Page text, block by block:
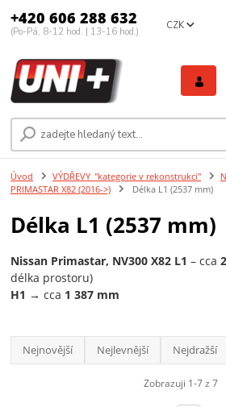
CZK
+420 606 288 632
(Po-Pá, 8-12 hod. | 13-16 hod.)
Úvod VÝDŘEVY_"kategorie v rekonstrukci"
PRIMASTAR X82 (2016->)
Délka L1 (2537 mm)
Délka L1 (2537 mm)
Nissan Primastar, NV300 X82 L1– cca
délka prostoru)
H1 →cca 1 387 mm
Nejnovější Nejlevnější Nejdražší
Zobrazuji 1-7 z 7